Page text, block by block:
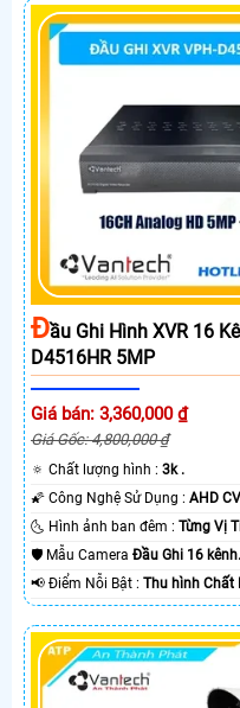
ĐẦu Ghi Hình XVR 16
D4516HR 5MP
Giá bán: 3,360,000 ₫
Giá Gốc: 4,800,000 ₫
🔅 Chất lượng hình : 3k .
🌠 Công Nghệ Sử Dụng : AHD
🌜 Hình ảnh ban đêm : Từng Vị
🛡 Mẫu Camera Đầu Ghi 16 kênh.
️📢 Điểm Nỗi Bật : Thu hình Chất